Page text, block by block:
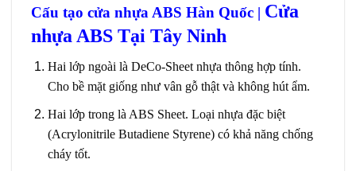
Cấu tạo cửa nhựa ABS Hàn Quốc | Cửa
nhựa ABS Tại Tây Ninh
Hai lớp ngoài là DeCo-Sheet nhựa thông hợp tính.
Cho bề mặt giống như vân gỗ thật và không hút ẩm.
Hai lớp trong là ABS Sheet. Loại nhựa đặc biệt
(Acrylonitrile Butadiene Styrene) có khả năng chống
cháy tốt.